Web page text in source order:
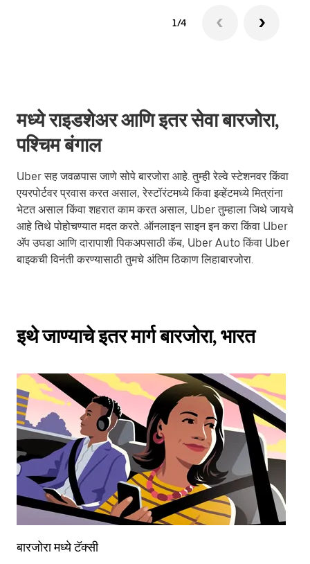
1/4
मध्ये राइडशेअर आणि इतर सेवा बारजोरा,
पश्चिम बंगाल
Uber सह जवळपास जाणे सोपे बारजोरा आहे. तुम्ही रेल्वे स्टेशनवर किंवा
एयरपोर्टवर प्रवास करत असाल, रेस्टॉरंटमध्ये किंवा इव्हेंटमध्ये मित्रांना
भेटत असाल किंवा शहरात काम करत असाल, Uber तुम्हाला जिथे जायचे
आहे तिथे पोहोचण्यात मदत करते. ऑनलाइन साइन इन करा किंवा Uber
अ‍ॅप उघडा आणि दारापाशी पिकअपसाठी कॅब, Uber Auto किंवा Uber
बाइकची विनंती करण्यासाठी तुमचे अंतिम ठिकाण लिहाबारजोरा.
इथे जाण्याचे इतर मार्ग बारजोरा, भारत
बारजोरा मध्ये टॅक्सी